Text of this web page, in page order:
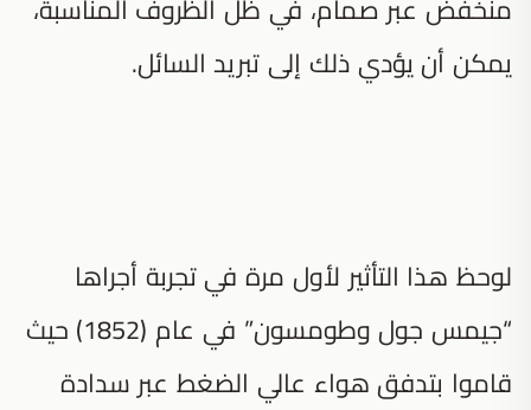
يمكن أن يؤدي ذلك إلى تبريد السائل.
لوحظ هذا التأثير لأول مرة في تجربة أجراها
“جيمس جول وطومسون” في عام (1852) حيث
قاموا بتدفق هواء عالي الضغط عبر سدادة